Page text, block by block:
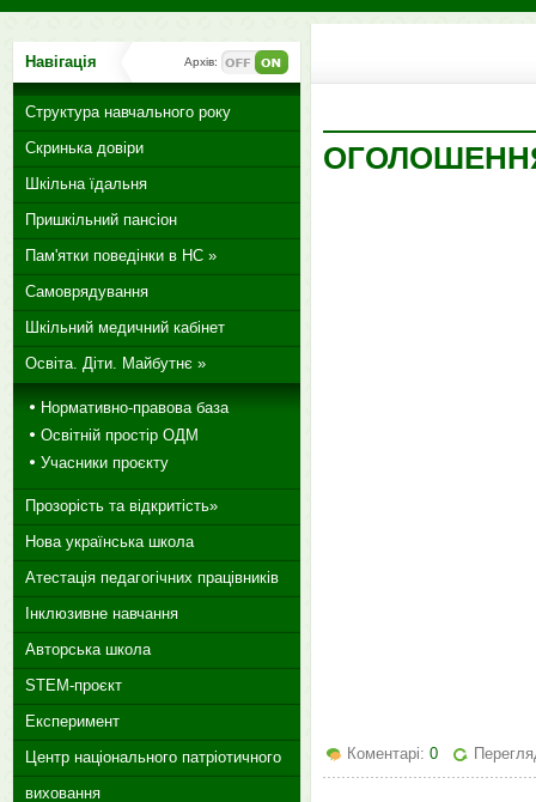
Коментарі: 0
Навігація Архів:
Структура навчального року
Скринька довіри
Шкільна їдальня
Пришкільний пансіон
Пам'ятки поведінки в НС »
Самоврядування
Шкільний медичний кабінет
Освіта. Діти. Майбутнє »
Нормативно-правова база
Освітній простір ОДМ
Учасники проєкту
Прозорість та відкритість»
Нова українська школа
Атестація педагогічних працівників
Інклюзивне навчання
Авторська школа
STEM-проєкт
Експеримент
Центр національного патріотичного
виховання